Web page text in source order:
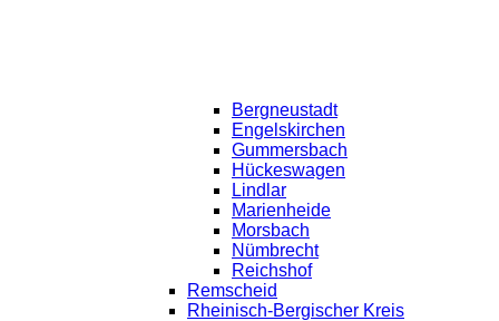
Bergneustadt
Engelskirchen
Gummersbach
Hückeswagen
Lindlar
Marienheide
Morsbach
Nümbrecht
Reichshof
Remscheid
Rheinisch-Bergischer Kreis